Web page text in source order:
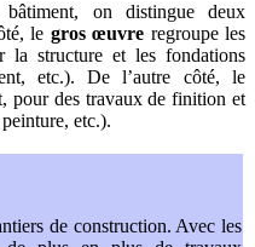
on distingue deux
le gros œuvre regroupe les
la structure et les fondations
etc.). De l’autre côté, le
pour des travaux de finition et
etc.).
de construction. Avec les